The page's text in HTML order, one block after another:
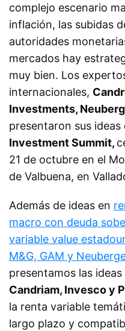
complejo escenario
inflación, las subidas
autoridades
mercados hay
muy bien. Los
internacionales,
Investments,
presentaron sus ideas
Investment Summit,
21 de octubre en el
de Valbuena, en
Además de ideas en
macro con deuda
variable value
M&G, GAM y
presentamos las
Candriam, Invesco y
la renta variable
largo plazo y